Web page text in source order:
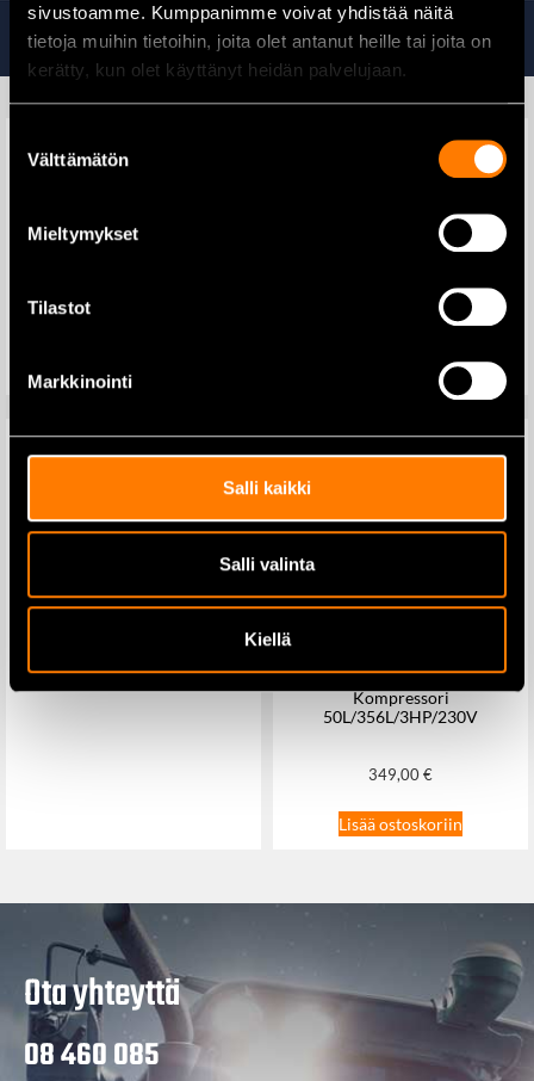
sivustoamme. Kumppanimme voivat yhdistää näitä
tietoja muihin tietoihin, joita olet antanut heille tai joita on
kerätty, kun olet käyttänyt heidän palvelujaan.
valinta
Välttämätön
Mieltymykset
Tilastot
Markkinointi
Salli kaikki
Salli valinta
Kiellä
Tutustu myös
Makita B-49840
Makita DDF484Z
Akkuporakone 18V runko
179,00€
Lisää ostoskoriin
Kompressori
50L/356L/3HP/230V
349,00€
Lisää ostoskoriin
Ota yhteyttä
08 460 085